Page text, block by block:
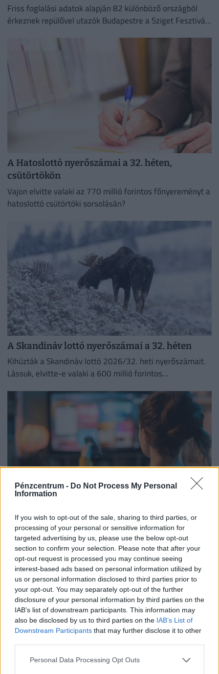
Pénzcentrum - Do Not Process My Personal
Information
If you wish to opt-out of the sale, sharing to third parties, or
processing of your personal or sensitive information for
targeted advertising by us, please use the below opt-out
section to confirm your selection. Please note that after your
opt-out request is processed you may continue seeing
interest-based ads based on personal information utilized by
us or personal information disclosed to third parties prior to
your opt-out. You may separately opt-out of the further
disclosure of your personal information by third parties on the
IAB’s list of downstream participants. This information may
also be disclosed by us to third parties on the IAB’s List of
Downstream Participants that may further disclose it to other
Personal Data Processing Opt Outs
Friss foglalási adatok alapján 82 különböző országból
érkeznek repülővel utazók Budapestre a Sziget Fesztivál
A Hatoslottó nyerőszámai a 32. héten,
csütörtökön
Vajon elvitte valaki az 770 millió forintos főnyereményt a
hatoslottó csütörtöki sorsolásán?
A Skandináv lottó nyerőszámai a 32. héten
Kihúzták a Skandináv lottó 2026/32. heti nyerőszámait.
Lássuk, elvitte-e valaki a 600 millió forintos
Rendkívüli bejelentés a Szigettől: így nézhetjük
otthonról, ingyen a magyar fellépők
koncertjeit
A magyar előadók koncertjeinek felvételét még a nyár
folyamán láthatják az M1 nézői, a fellépések korlátozott
ideig a Médiaklikken is visszanézhetők lesznek.